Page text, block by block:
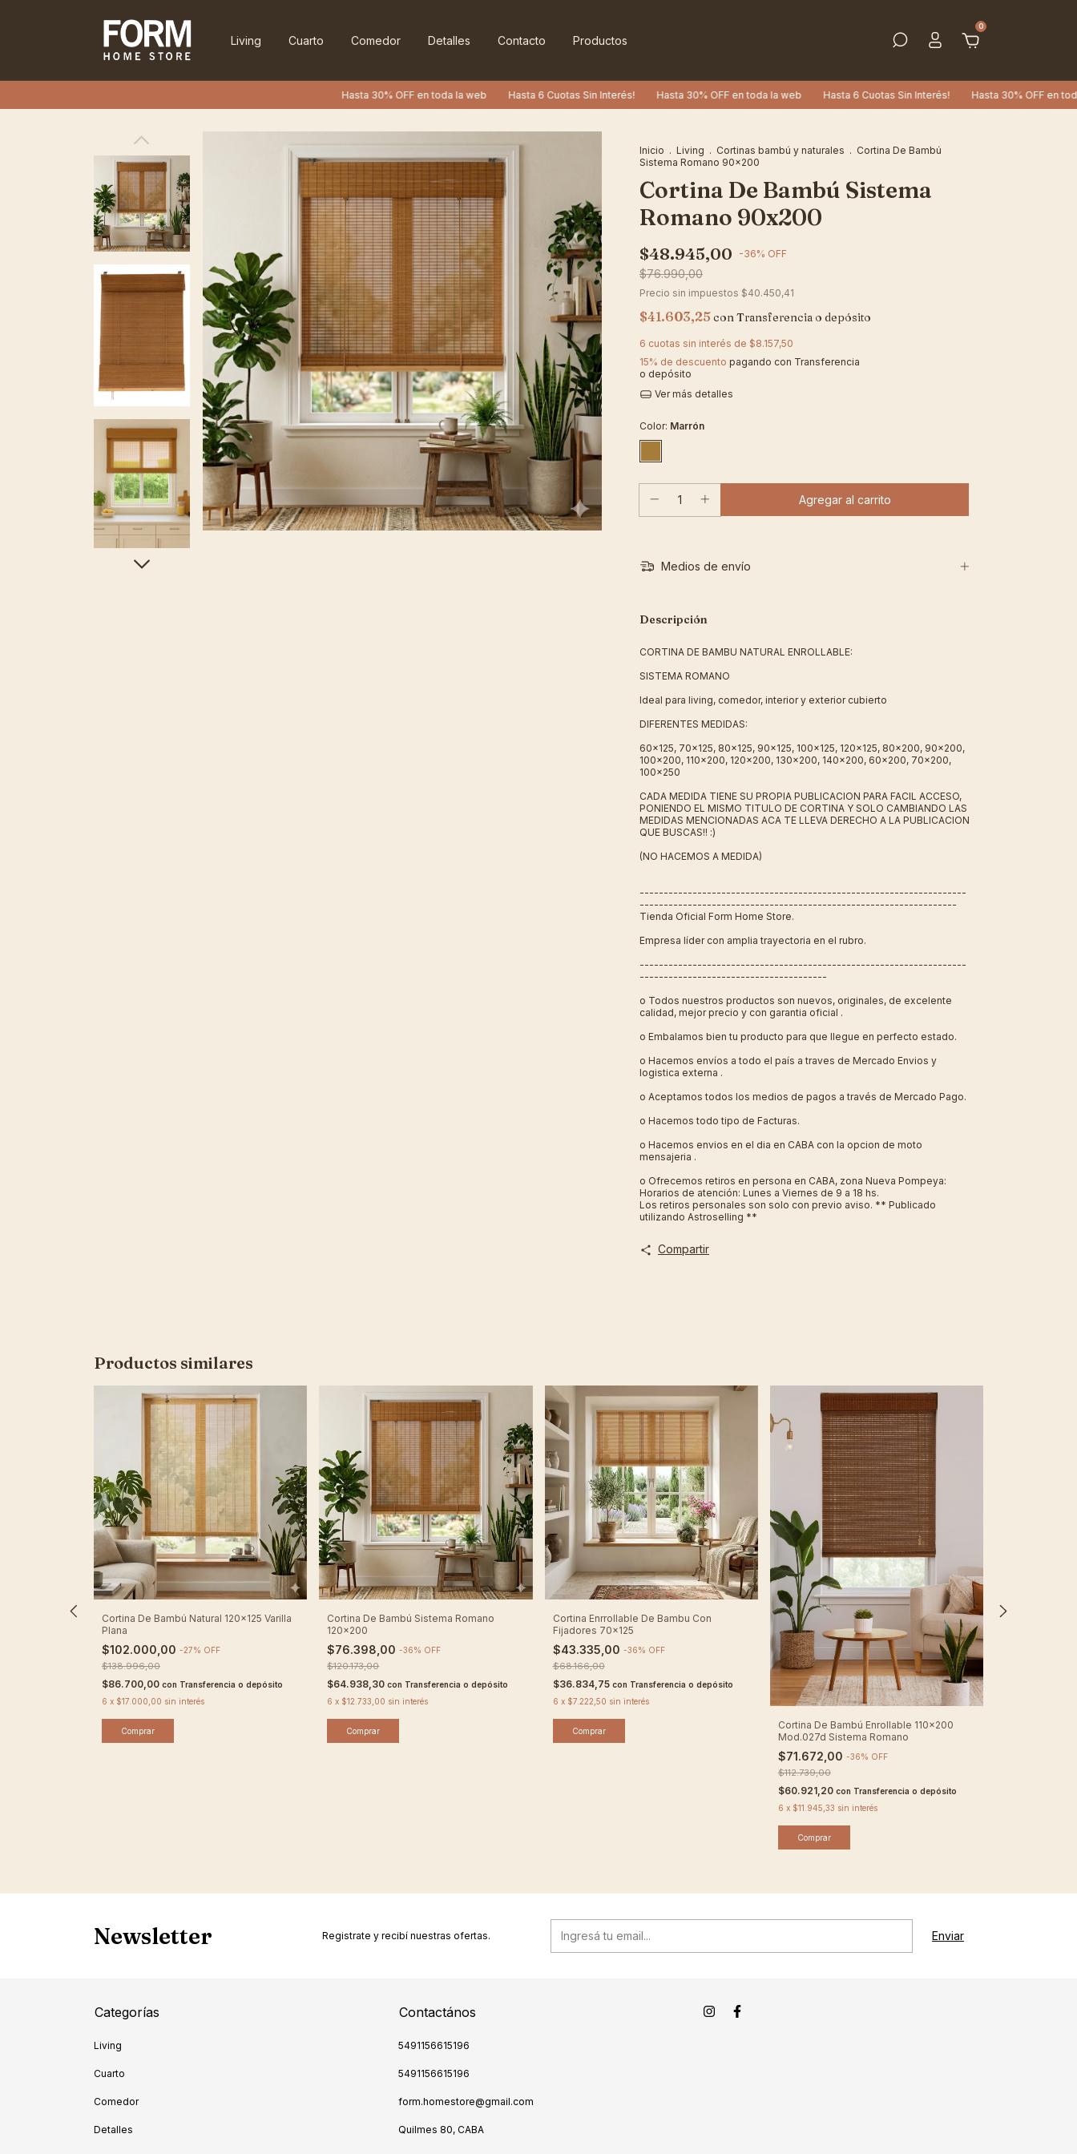
Living Cuarto Comedor Detalles Contacto Productos
0
Hasta 30% OFF en toda la web Hasta 6 Cuotas Sin Interés! Hasta 30% OFF en toda la web Hasta 6 Cuotas Sin Interés! Hasta 30% OFF en toda la web
Inicio . Living . Cortinas bambú y naturales . Cortina De Bambú
Sistema Romano 90x200
Cortina De Bambú Sistema
Romano 90x200
$48.945,00 -36% OFF
$76.990,00
Precio sin impuestos $40.450,41
$41.603,25conTransferencia o depósito
6 cuotas sin interés de $8.157,50
15% de descuento pagando con Transferencia
o depósito
Ver más detalles
Color: Marrón
Medios de envío
Descripción
CORTINA DE BAMBU NATURAL ENROLLABLE:
SISTEMA ROMANO
Ideal para living, comedor, interior y exterior cubierto
DIFERENTES MEDIDAS:
60x125, 70x125, 80x125, 90x125, 100x125, 120x125, 80x200, 90x200,
100x200, 110x200, 120x200, 130x200, 140x200, 60x200, 70x200,
100x250
CADA MEDIDA TIENE SU PROPIA PUBLICACION PARA FACIL ACCESO,
PONIENDO EL MISMO TITULO DE CORTINA Y SOLO CAMBIANDO LAS
MEDIDAS MENCIONADAS ACA TE LLEVA DERECHO A LA PUBLICACION
QUE BUSCAS!! :)
(NO HACEMOS A MEDIDA)
--------------------------------------------------------------------
------------------------------------------------------------------
Tienda Oficial Form Home Store.
Empresa líder con amplia trayectoria en el rubro.
--------------------------------------------------------------------
---------------------------------------
o Todos nuestros productos son nuevos, originales, de excelente
calidad, mejor precio y con garantia oficial .
o Embalamos bien tu producto para que llegue en perfecto estado.
o Hacemos envíos a todo el país a traves de Mercado Envios y
logistica externa .
o Aceptamos todos los medios de pagos a través de Mercado Pago.
o Hacemos todo tipo de Facturas.
o Hacemos envios en el dia en CABA con la opcion de moto
mensajeria .
o Ofrecemos retiros en persona en CABA, zona Nueva Pompeya:
Horarios de atención: Lunes a Viernes de 9 a 18 hs.
Los retiros personales son solo con previo aviso. ** Publicado
utilizando Astroselling **
Compartir
Productos similares
Cortina De Bambú Natural 120x125 Varilla
Plana
$102.000,00 -27% OFF
$138.996,00
$86.700,00 con Transferencia o depósito
6 x $17.000,00 sin interés
Comprar
Cortina De Bambú Sistema Romano
120x200
$76.398,00-36% OFF
$120.173,00
$64.938,30con Transferencia o depósito
6 x $12.733,00 sin interés
Comprar
Cortina Enrrollable De Bambu Con
Fijadores 70x125
$43.335,00 -36% OFF
$68.166,00
$36.834,75 con Transferencia o depósito
6 x $7.222,50 sin interés
Comprar
Cortina De Bambú Enrollable 110x200
Mod.027d Sistema Romano
$71.672,00 -36% OFF
$112.739,00
$60.921,20 con Transferencia o depósito
6 x $11.945,33 sin interés
Comprar
Cortina De
Newsletter Registrate y recibí nuestras ofertas.
Categorías
Living
Cuarto
Comedor
Detalles
Contactános
5491156615196
5491156615196
form.homestore@gmail.com
Quilmes 80, CABA